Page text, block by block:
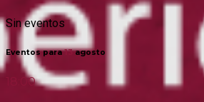
Sin eventos
Eventos para13agosto
18:00